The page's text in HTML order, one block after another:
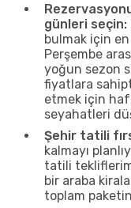
günleri seçin:
bulmak için
Perşembe
yoğun sezon
fiyatlara
etmek için
seyahatleri
Şehir tatili
kalmayı
tatili
bir araba
toplam